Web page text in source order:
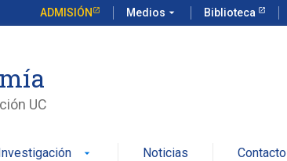
ADMISIÓN Medios arrow_drop_down Biblioteca
UC
arrow_drop_down Noticias Contacto